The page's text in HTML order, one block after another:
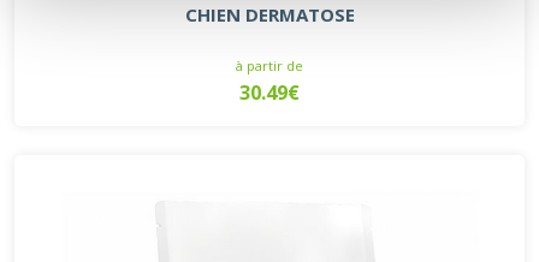
CHIEN DERMATOSE
à partir de
30.49€